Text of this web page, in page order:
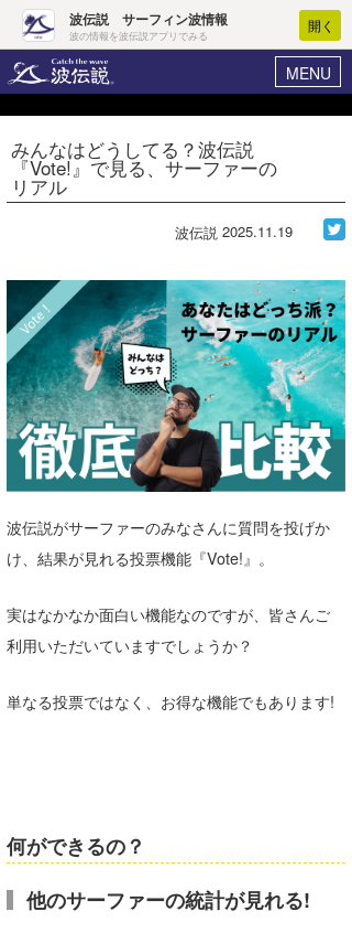
波伝説 サーフィン波情報
波の情報を波伝説アプリでみる
開く
MENU
ヘルプ マイホーム
ログイン
WAVE HUNTER波予想ツール
気象情報
ニュース
サーフィンエリアガイド
会員メニュー
今月のプレゼント
みんなはどうしてる？波伝説
『Vote!』で見る、サーファーの
リアル
波伝説 2025.11.19
波伝説がサーファーのみなさんに質問を投げか
け、結果が見れる投票機能『Vote!』。
実はなかなか面白い機能なのですが、皆さんご
利用いただいていますでしょうか？
単なる投票ではなく、お得な機能でもあります!
何ができるの？
他のサーファーの統計が見れる!
Core Surf Japan
コンテスト
ファッション/グッズ
アート＆エンタメ
コラム
トラベル
ショップ情報
ショップ情報
千葉北
千葉南
大阪
ウラナミ
その他
VOTE!